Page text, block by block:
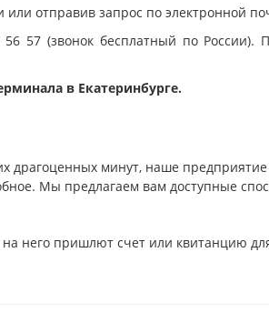
отправив запрос по электронной
57 (звонок бесплатный по
в Екатеринбурге.
драгоценных минут, наше предприятие
Мы предлагаем вам доступные
него пришлют счет или квитанцию